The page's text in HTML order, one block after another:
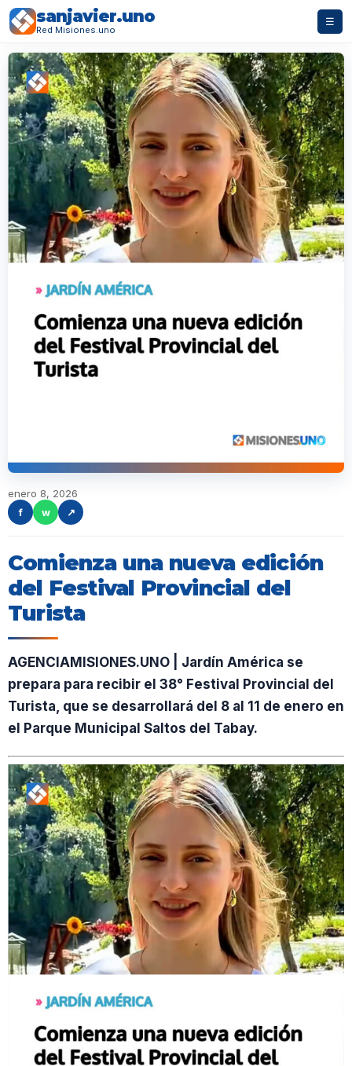
sanjavier.uno
Red Misiones.uno
☰
enero 8, 2026
f
w ↗
Comienza una nueva edición
del Festival Provincial del
Turista
AGENCIAMISIONES.UNO | Jardín América se
prepara para recibir el 38° Festival Provincial del
Turista, que se desarrollará del 8 al 11 de enero en
el Parque Municipal Saltos del Tabay.